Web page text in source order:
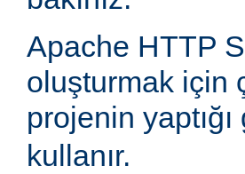
Apache HTTP
oluşturmak için
projenin yaptığı
kullanır.